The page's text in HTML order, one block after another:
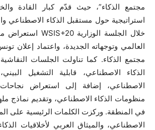
مجتمع الذكاء”، حيث قدّم كبار القادة
استراتيجية حول مستقبل الذكاء الاصطناعي
خلال الجلسة الوزارية WSIS+20 استعراض
العالمي وتوجهاته الجديدة، واعتماد إعلان
مجتمع الذكاء. كما تناولت الجلسات
الذكاء الاصطناعي، قابلية التشغيل
الاصطناعي، إضافة إلى استعراض
منظومات الذكاء الاصطناعي، وتقديم نماذج
في المنطقة. وركزت الكلمات الرئيسية على
الاصطناعي، والميثاق العربي لأخلاقيات